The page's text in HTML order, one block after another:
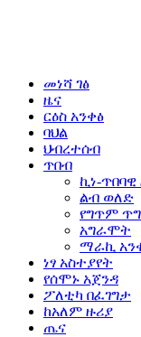
መነሻ ገፅ
ዜና
ርዕስ አንቀፅ
ባህል
ህብረተሰብ
ጥበብ
ኪነ-ጥበባዊ
ልብ ወለድ
የግጥም ጥግ
አግራሞት
ማራኪ
ነፃ አስተያየት
የሰሞኑ አጀንዳ
ፖለቲካ በፈገግታ
ከአለም ዙሪያ
ጤና